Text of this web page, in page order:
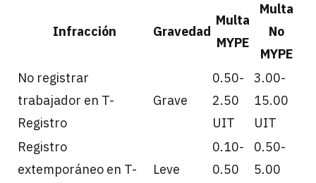
Infracción Gravedad
Multa
MYPE
Multa
No
MYPE
No registrar
trabajador en T-
Registro
Grave
0.50-
2.50
UIT
3.00-
15.00
UIT
Registro
extemporáneo en T-
Leve
0.10-
0.50
0.50-
5.00